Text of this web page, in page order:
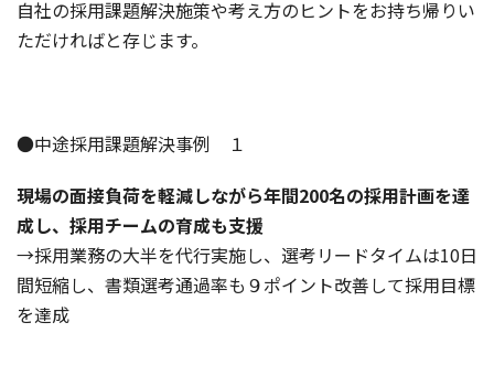
自社の採用課題解決施策や考え方のヒントをお持ち帰りい
ただければと存じます。
●中途採用課題解決事例 １
現場の面接負荷を軽減しながら年間200名の採用計画を達
成し、採用チームの育成も支援
→採用業務の大半を代行実施し、選考リードタイムは10日
間短縮し、書類選考通過率も９ポイント改善して採用目標
を達成